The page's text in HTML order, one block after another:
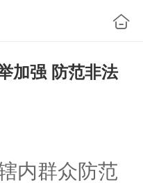
加强 防范非法
内群众防范